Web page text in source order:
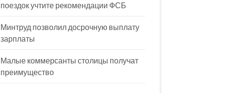
поездок учтите рекомендации ФСБ
Минтруд позволил досрочную выплату
зарплаты
Малые коммерсанты столицы получат
преимущество